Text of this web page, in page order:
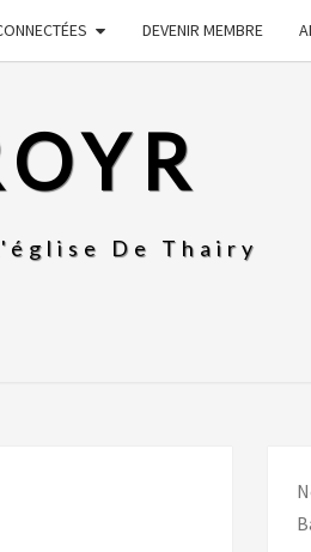
DEVENIR MEMBRE
De Thairy